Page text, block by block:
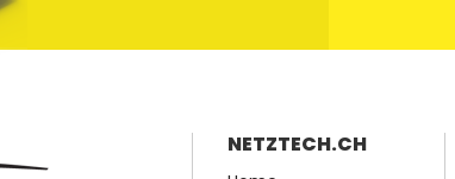
NETZTECH.CH